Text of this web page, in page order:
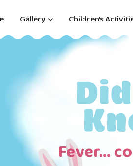
Gallery Children's
Fever…